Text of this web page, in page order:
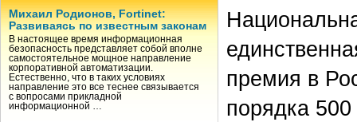
Михаил Родионов, Fortinet:
Развиваясь по известным законам
В настоящее время информационная
безопасность представляет собой вполне
самостоятельное мощное направление
корпоративной автоматизации.
Естественно, что в таких условиях
направление это все теснее связывается
с вопросами прикладной
информационной …
премия в
порядка